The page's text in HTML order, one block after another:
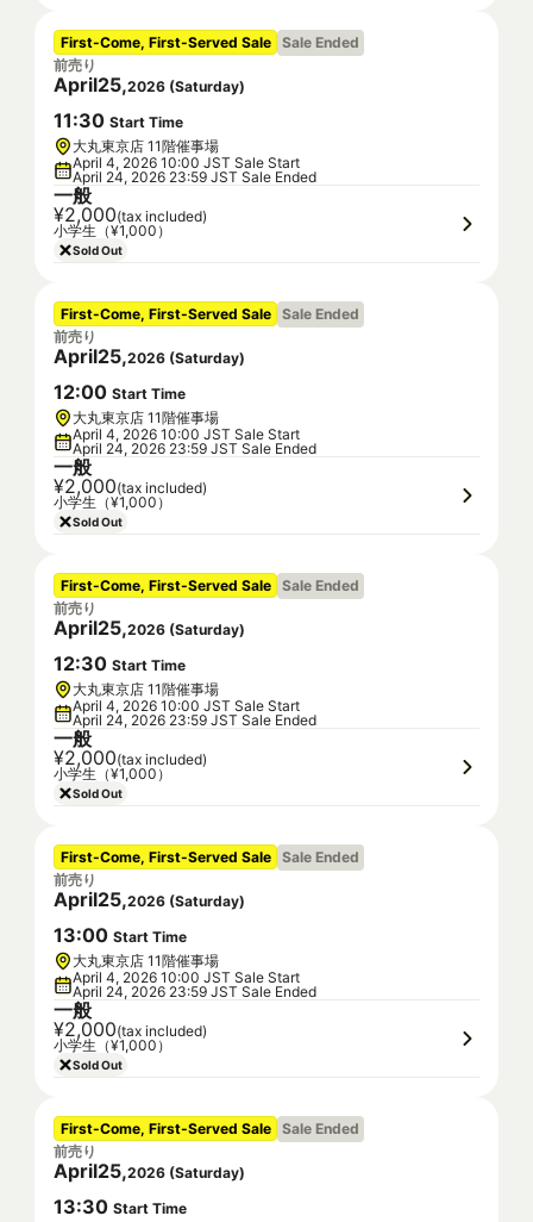
First-Come, First-Served Sale Sale Ended
前売り
April25,2026 (Saturday)
11:30 Start Time
大丸東京店 11階催事場
April 4, 2026 10:00 JST Sale Start
April 24, 2026 23:59 JST Sale Ended
一般
¥2,000(tax included)
小学生（¥1,000）
Sold Out
First-Come, First-Served Sale Sale Ended
前売り
April25,2026 (Saturday)
12:00 Start Time
大丸東京店 11階催事場
April 4, 2026 10:00 JST Sale Start
April 24, 2026 23:59 JST Sale Ended
一般
¥2,000(tax included)
小学生（¥1,000）
Sold Out
First-Come, First-Served Sale Sale Ended
前売り
April25,2026 (Saturday)
12:30 Start Time
大丸東京店 11階催事場
April 4, 2026 10:00 JST Sale Start
April 24, 2026 23:59 JST Sale Ended
一般
¥2,000(tax included)
小学生（¥1,000）
Sold Out
First-Come, First-Served Sale Sale Ended
前売り
April25,2026 (Saturday)
13:00 Start Time
大丸東京店 11階催事場
April 4, 2026 10:00 JST Sale Start
April 24, 2026 23:59 JST Sale Ended
一般
¥2,000(tax included)
小学生（¥1,000）
Sold Out
First-Come, First-Served Sale Sale Ended
前売り
April25,2026 (Saturday)
13:30 Start Time